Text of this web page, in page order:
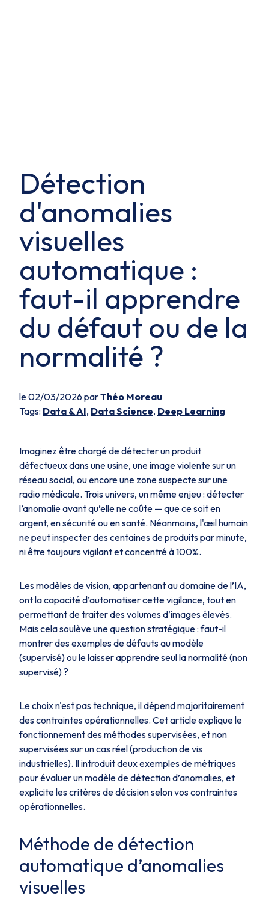
Détection
d'anomalies
visuelles
automatique :
faut-il apprendre
du défaut ou de la
normalité ?
le 02/03/2026 parThéo Moreau
Tags: Data & AI, Data Science, Deep Learning
Imaginez être chargé de détecter un produit
défectueux dans une usine, une image violente sur un
réseau social, ou encore une zone suspecte sur une
radio médicale. Trois univers, un même enjeu : détecter
l’anomalie avant qu’elle ne coûte — que ce soit en
argent, en sécurité ou en santé. Néanmoins, l'œil humain
ne peut inspecter des centaines de produits par minute,
ni être toujours vigilant et concentré à 100%.
Les modèles de vision, appartenant au domaine de l’IA,
ont la capacité d’automatiser cette vigilance, tout en
permettant de traiter des volumes d’images élevés.
Mais cela soulève une question stratégique : faut-il
montrer des exemples de défauts au modèle
(supervisé) ou le laisser apprendre seul la normalité (non
supervisé) ?
Le choix n'est pas technique, il dépend majoritairement
des contraintes opérationnelles. Cet article explique le
fonctionnement des méthodes supervisées, et non
supervisées sur un cas réel (production de vis
industrielles). Il introduit deux exemples de métriques
pour évaluer un modèle de détection d’anomalies, et
explicite les critères de décision selon vos contraintes
opérationnelles.
Méthode de détection
automatique d’anomalies
visuelles